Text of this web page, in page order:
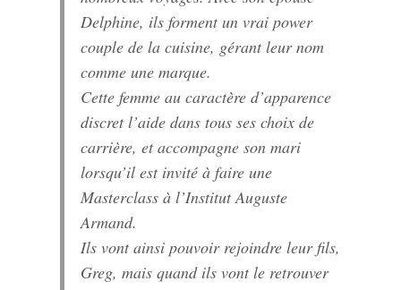
Delphine, ils forment un vrai power
couple de la cuisine, gérant leur nom
comme une marque.
Cette femme au caractère d’apparence
discret l’aide dans tous ses choix de
carrière, et accompagne son mari
lorsqu’il est invité à faire une
Masterclass à l’Institut Auguste
Armand.
Ils vont ainsi pouvoir rejoindre leur fils,
Greg, mais quand ils vont le retrouver